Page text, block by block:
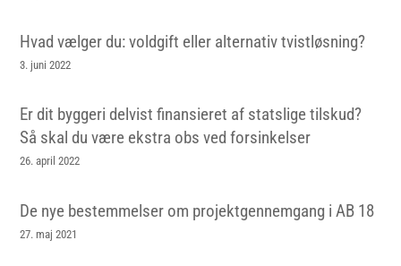
Hvad vælger du: voldgift eller alternativ tvistløsning?
3. juni 2022
Er dit byggeri delvist finansieret af statslige tilskud?
Så skal du være ekstra obs ved forsinkelser
26. april 2022
De nye bestemmelser om projektgennemgang i AB 18
27. maj 2021